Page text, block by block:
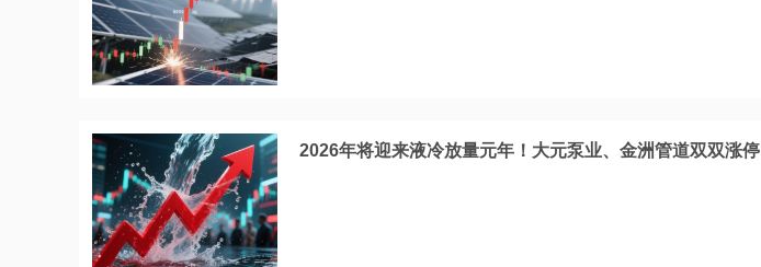
2026年将迎来液冷放量元年！大元泵业、金洲管道双双涨停